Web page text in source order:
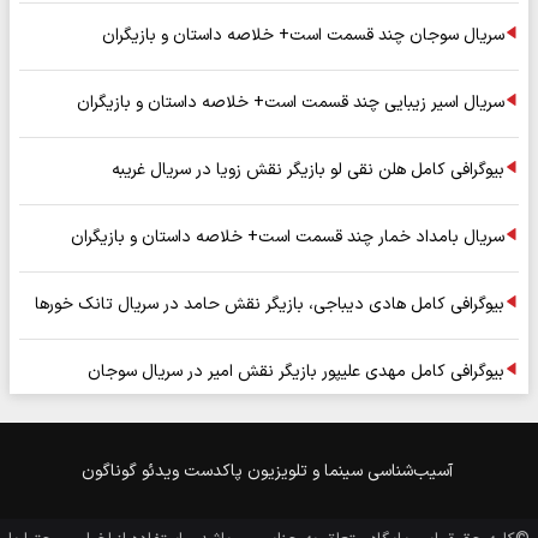
سریال سوجان چند قسمت است+ خلاصه داستان و بازیگران
سریال اسیر زیبایی چند قسمت است+ خلاصه داستان و بازیگران
بیوگرافی کامل هلن نقی لو بازیگر نقش زویا در سریال غریبه
سریال بامداد خمار چند قسمت است+ خلاصه داستان و بازیگران
بیوگرافی کامل هادی دیباجی، بازیگر نقش حامد در سریال تانک خورها
بیوگرافی کامل مهدی علیپور بازیگر نقش امیر در سریال سوجان
آسیب‌شناسی سینما و تلویزیون پاکدست ویدئو گوناگون